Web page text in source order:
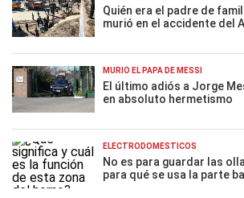
Quién era el padre de
murió en el accidente del
MURIÓ EL PAPÁ DE MESSI
El último adiós a Jorge
en absoluto hermetismo
ELECTRODOMÉSTICOS
No es para guardar las
para qué se usa la parte